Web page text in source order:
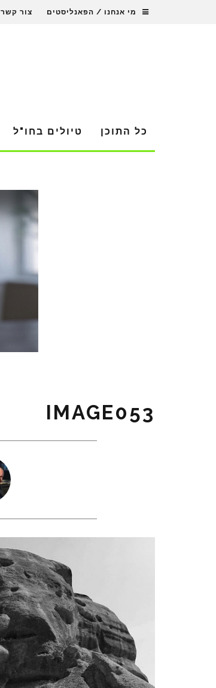
מי אנחנו / הפאנליסטים צור קשר
כל התוכן טיולים בחו"ל
IMAGE053